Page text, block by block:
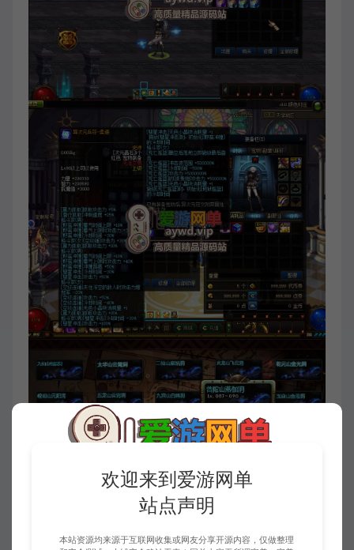
欢迎来到爱游网单
站点声明
本站资源均来源于互联网收集或网友分享开源内容，仅做整理